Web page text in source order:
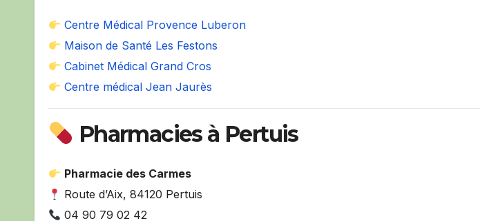
Centre Médical Provence Luberon
Maison de Santé Les Festons
Cabinet Médical Grand Cros
Centre médical Jean Jaurès
Pharmacies à Pertuis
Pharmacie des Carmes
Route d’Aix, 84120 Pertuis
04 90 79 02 42